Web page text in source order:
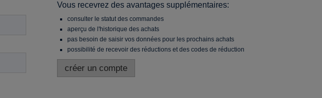
Vous recevrez des avantages supplémentaires:
consulter le statut des commandes
aperçu de l'historique des achats
pas besoin de saisir vos données pour les prochains achats
possibilité de recevoir des réductions et des codes de réduction
créer un compte